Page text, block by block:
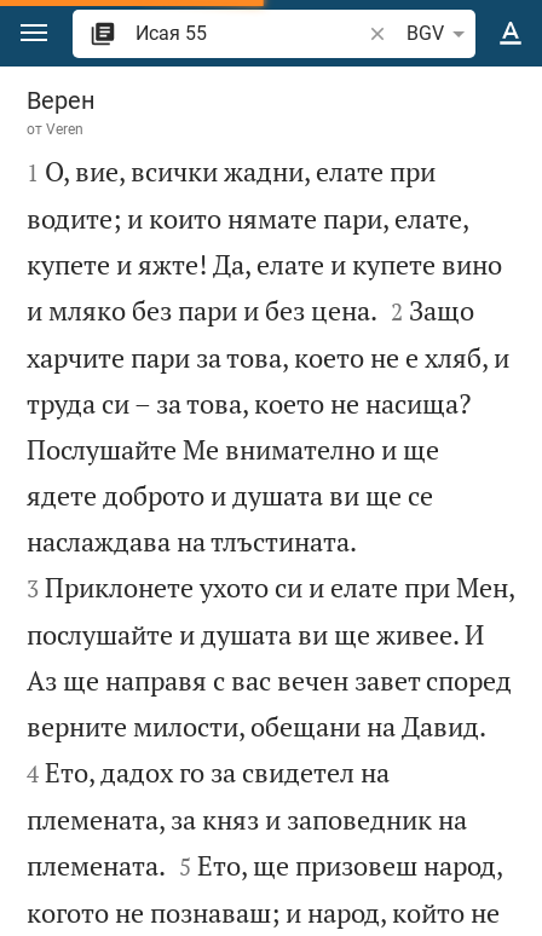
Преминете към съдържанието
Търсете стих или
BGV
Исая 55
Верен
отVeren

1 О, вие, всички жадни, елате при
водите; и които нямате пари, елате,
купете и яжте! Да, елате и купете вино
и мляко без пари и без цена. 

2 Защо
харчите пари за това, което не е хляб, и
труда си – за това, което не насища?
Послушайте Ме внимателно и ще
ядете доброто и душата ви ще се
наслаждава на тлъстината.
3 Приклонете ухото си и елате при Мен,
послушайте и душата ви ще живее. И
Аз ще направя с вас вечен завет според
верните милости, обещани на Давид.
4 Ето, дадох го за свидетел на
племената, за княз и заповедник на
племената. 

5 Ето, ще призовеш народ,
когото не познаваш; и народ, който не